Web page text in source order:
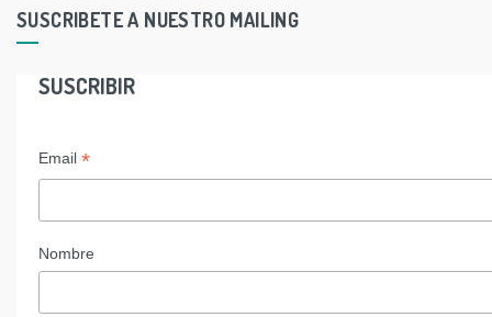
SUSCRIBETE A NUESTRO MAILING
SUSCRIBIR
Email *
Nombre